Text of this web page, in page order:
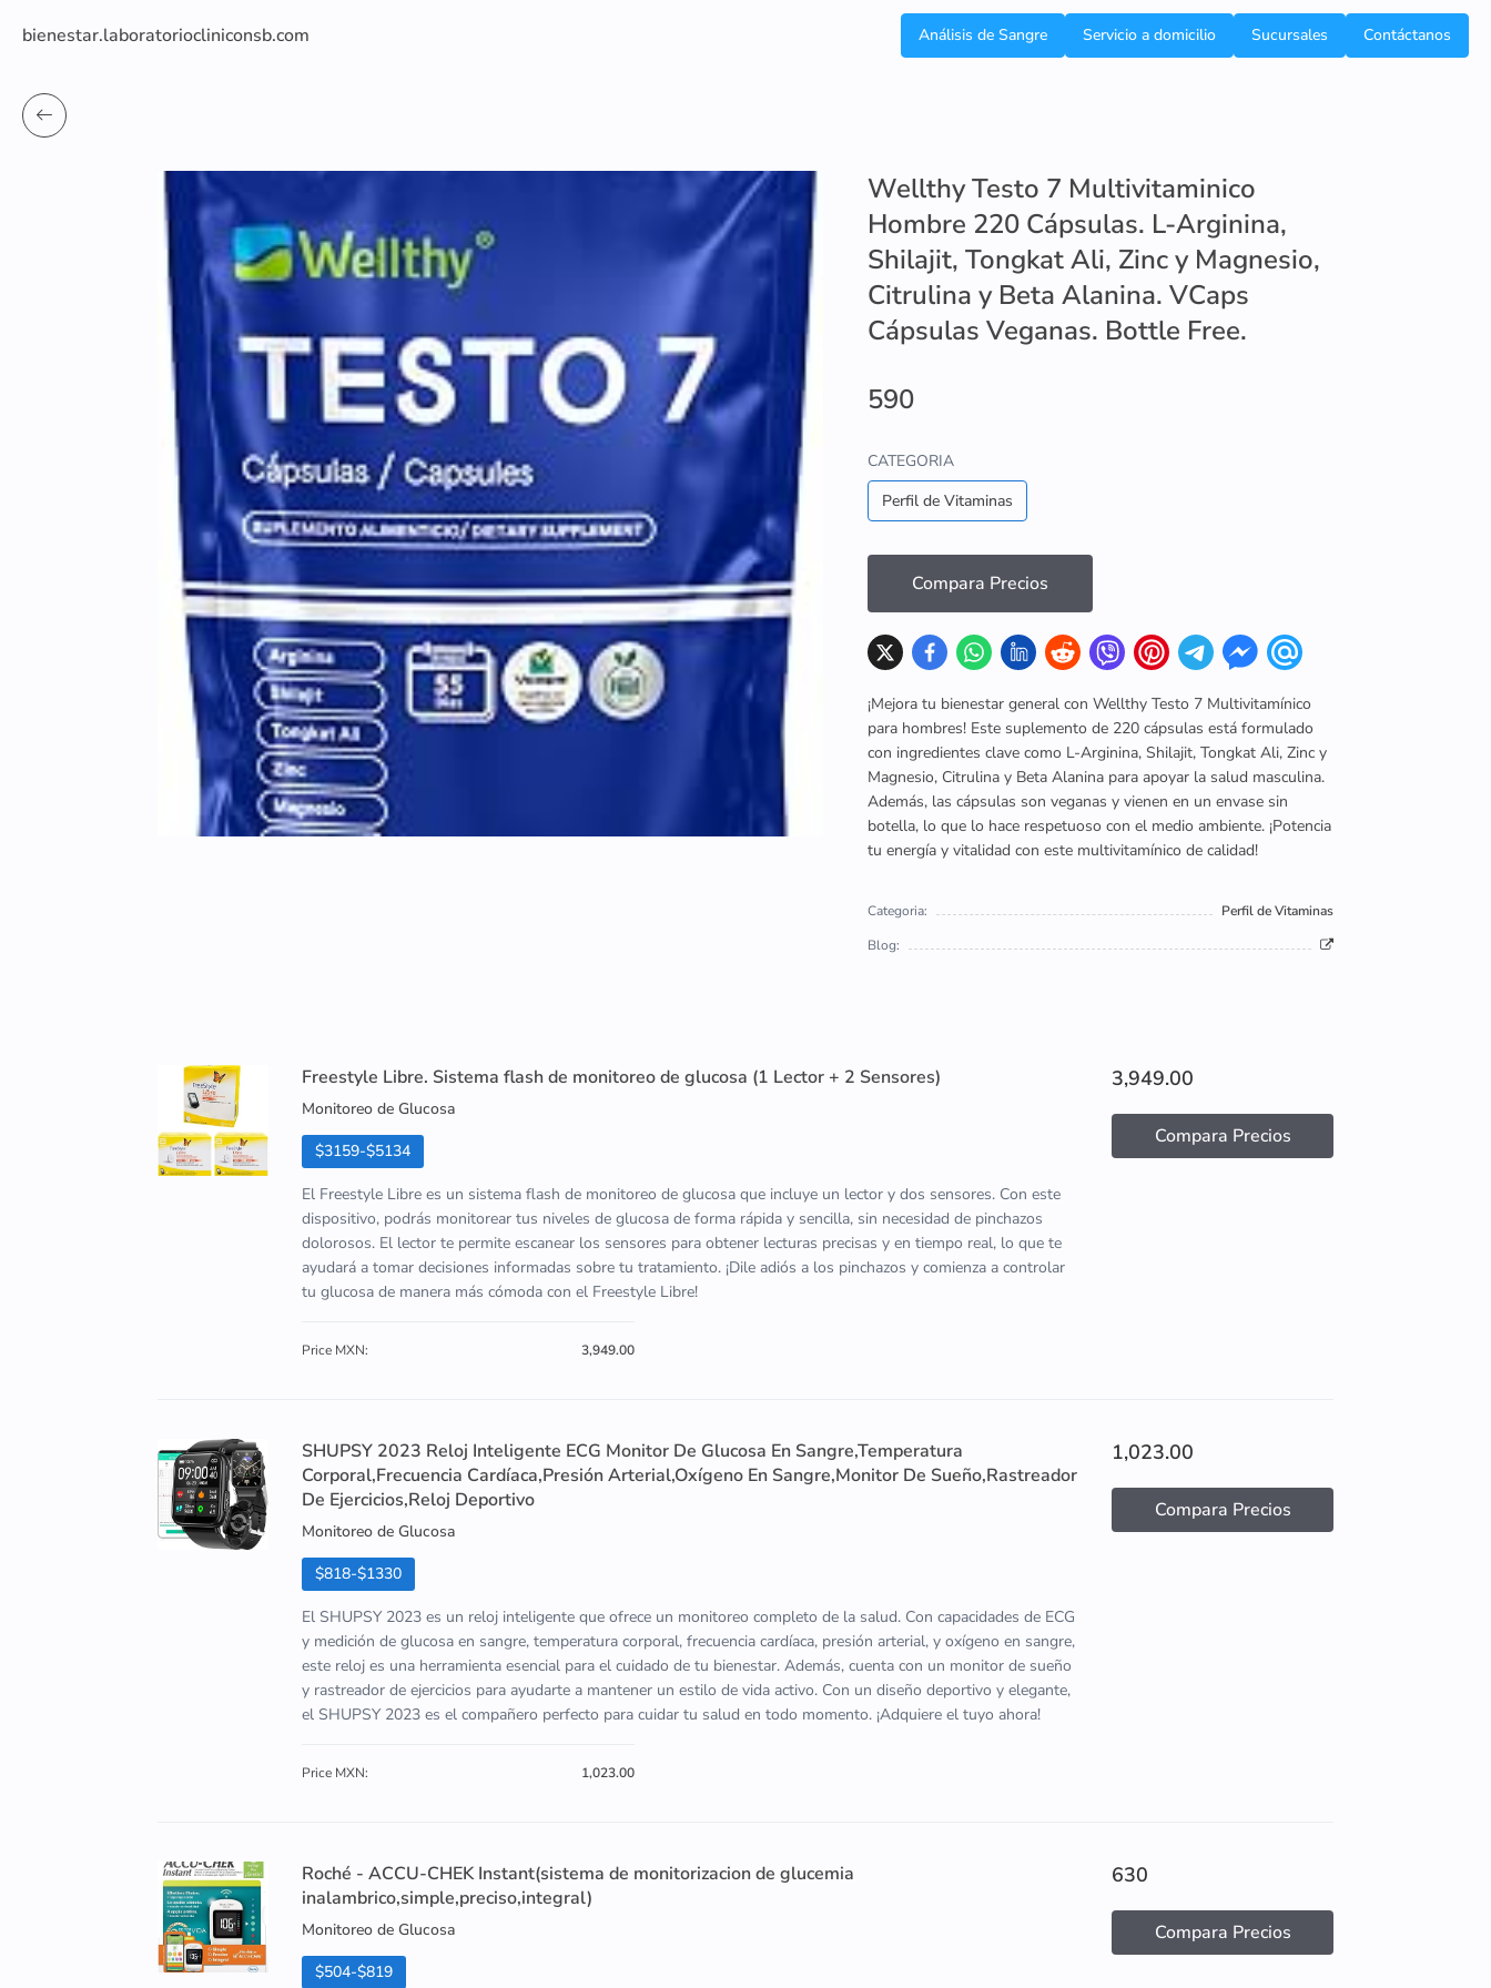
bienestar.laboratoriocliniconsb.com Análisis de Sangre Servicio a domicilio Sucursales Contáctanos
Wellthy Testo 7 Multivitaminico
Hombre 220 Cápsulas. L-Arginina,
Shilajit, Tongkat Ali, Zinc y Magnesio,
Citrulina y Beta Alanina. VCaps
Cápsulas Veganas. Bottle Free.
590
CATEGORIA
Perfil de Vitaminas
Compara Precios
¡Mejora tu bienestar general con Wellthy Testo 7 Multivitamínico
para hombres! Este suplemento de 220 cápsulas está formulado
con ingredientes clave como L-Arginina, Shilajit, Tongkat Ali, Zinc y
Magnesio, Citrulina y Beta Alanina para apoyar la salud masculina.
Además, las cápsulas son veganas y vienen en un envase sin
botella, lo que lo hace respetuoso con el medio ambiente. ¡Potencia
tu energía y vitalidad con este multivitamínico de calidad!
Categoria:
Perfil de Vitaminas
Blog:
Freestyle Libre. Sistema flash de monitoreo de glucosa (1 Lector + 2 Sensores)
Monitoreo de Glucosa
$3159-$5134
El Freestyle Libre es un sistema flash de monitoreo de glucosa que incluye un lector y dos sensores. Con este
dispositivo, podrás monitorear tus niveles de glucosa de forma rápida y sencilla, sin necesidad de pinchazos
dolorosos. El lector te permite escanear los sensores para obtener lecturas precisas y en tiempo real, lo que te
ayudará a tomar decisiones informadas sobre tu tratamiento. ¡Dile adiós a los pinchazos y comienza a controlar
tu glucosa de manera más cómoda con el Freestyle Libre!
Price MXN: 3,949.00
3,949.00
Compara Precios
SHUPSY 2023 Reloj Inteligente ECG Monitor De Glucosa En Sangre,Temperatura
Corporal,Frecuencia Cardíaca,Presión Arterial,Oxígeno En Sangre,Monitor De Sueño,Rastreador
De Ejercicios,Reloj Deportivo
Monitoreo de Glucosa
$818-$1330
El SHUPSY 2023 es un reloj inteligente que ofrece un monitoreo completo de la salud. Con capacidades de ECG
y medición de glucosa en sangre, temperatura corporal, frecuencia cardíaca, presión arterial, y oxígeno en sangre,
este reloj es una herramienta esencial para el cuidado de tu bienestar. Además, cuenta con un monitor de sueño
y rastreador de ejercicios para ayudarte a mantener un estilo de vida activo. Con un diseño deportivo y elegante,
el SHUPSY 2023 es el compañero perfecto para cuidar tu salud en todo momento. ¡Adquiere el tuyo ahora!
Price MXN: 1,023.00
1,023.00
Compara Precios
Roché - ACCU-CHEK Instant(sistema de monitorizacion de glucemia
inalambrico,simple,preciso,integral)
Monitoreo de Glucosa
$504-$819
630
Compara Precios